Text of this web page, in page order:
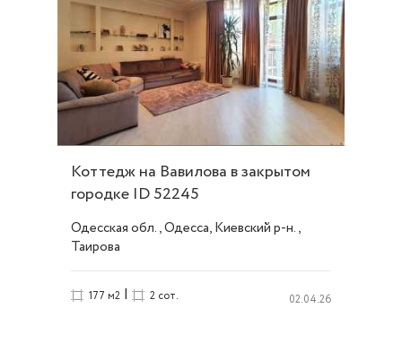
Коттедж на Вавилова в закрытом
городке ID 52245
Одесская обл., Одесса, Киевский р-н.,
Таирова
177 м2 | 2 сот. 02.04.26